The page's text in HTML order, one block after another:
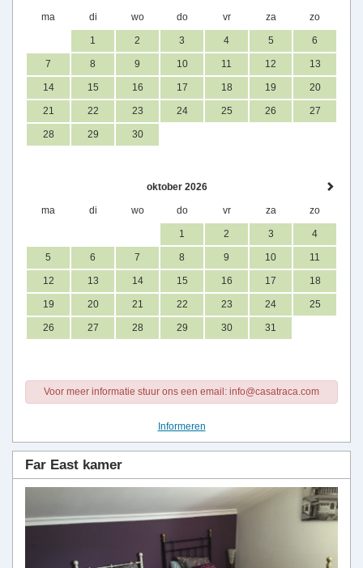
ma di wo do vr za zo
1 2 3 4 5 6
7 8 9 10 11 12 13
14 15 16 17 18 19 20
21 22 23 24 25 26 27
28 29 30
oktober 2026
ma di wo do vr za zo
1 2 3 4
5 6 7 8 9 10 11
12 13 14 15 16 17 18
19 20 21 22 23 24 25
26 27 28 29 30 31
Voor meer informatie stuur ons een email: info@casatraca.com
Informeren
Far East kamer
Next